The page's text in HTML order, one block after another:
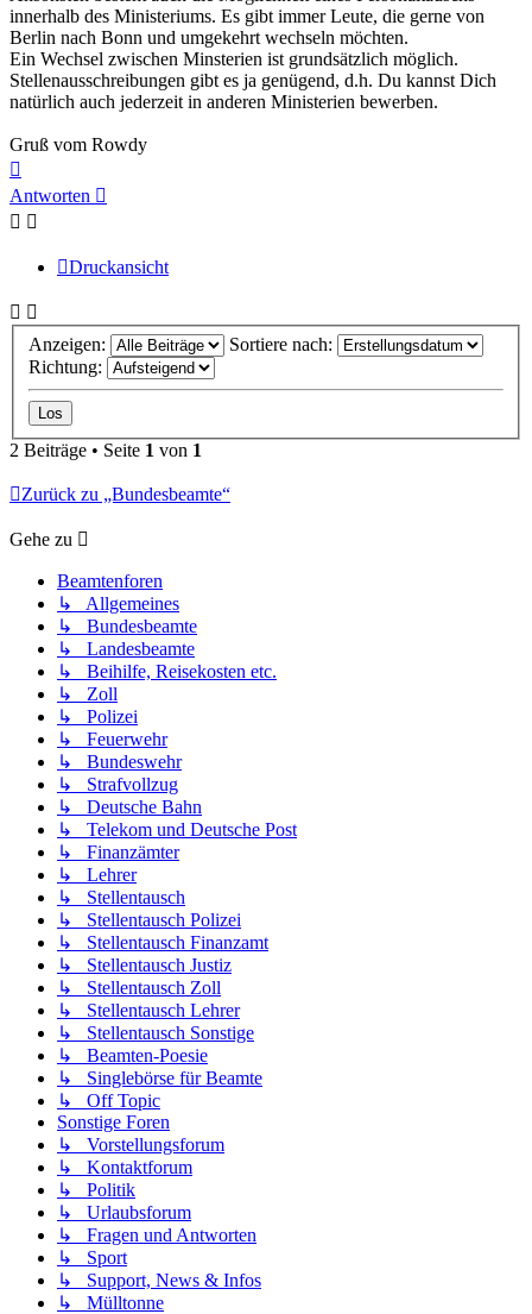
innerhalb des Ministeriums. Es gibt immer Leute, die gerne von
Berlin nach Bonn und umgekehrt wechseln möchten.
Ein Wechsel zwischen Minsterien ist grundsätzlich möglich.
Stellenausschreibungen gibt es ja genügend, d.h. Du kannst Dich
natürlich auch jederzeit in anderen Ministerien bewerben.
Gruß vom Rowdy
oben
Antworten
Druckansicht
Anzeigen:
Sortiere nach:
Richtung:
2 Beiträge • Seite 1 von 1
Zurück zu „Bundesbeamte“
Gehe zu
Beamtenforen
↳ Allgemeines
↳ Bundesbeamte
↳ Landesbeamte
↳ Beihilfe, Reisekosten etc.
↳ Zoll
↳ Polizei
↳ Feuerwehr
↳ Bundeswehr
↳ Strafvollzug
↳ Deutsche Bahn
↳ Telekom und Deutsche Post
↳ Finanzämter
↳ Lehrer
↳ Stellentausch
↳ Stellentausch Polizei
↳ Stellentausch Finanzamt
↳ Stellentausch Justiz
↳ Stellentausch Zoll
↳ Stellentausch Lehrer
↳ Stellentausch Sonstige
↳ Beamten-Poesie
↳ Singlebörse für Beamte
↳ Off Topic
Sonstige Foren
↳ Vorstellungsforum
↳ Kontaktforum
↳ Politik
↳ Urlaubsforum
↳ Fragen und Antworten
↳ Sport
↳ Support, News & Infos
↳ Mülltonne